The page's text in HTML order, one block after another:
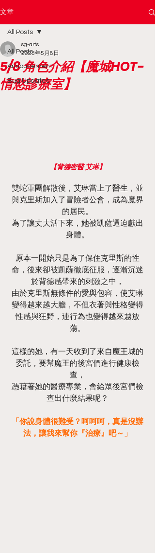
文章
All Posts
Annoucement
Bug Updates
All Posts
5/8 角色介紹【魔城HOT-
情慾診療室】
sg-arts
2023年5月8日
【背德密醫 艾琳】
雙蛇軍團解散後，艾琳當上了醫生，並
與克里斯加入了冒險者公會，成為魔界
的居民。
為了讓丈夫活下來，她被凱薩逼迫獻出
身體。
原本一開始只是為了保住克里斯的性
命，後來卻被凱薩徹底征服，逐漸沉迷
於背德感帶來的刺激之中，
由於克里斯無條件的愛與包容，使艾琳
變得越來越大膽，不但衣著與性格變得
性感與狂野，連行為也變得越來越放
蕩。
這樣的她，有一天收到了來自魔王城的
委託，要幫魔王的後宮們進行健康檢
查，
憑藉著她的醫療專業，會給眾後宮們檢
查出什麼結果呢？
「你說身體很難受？呵呵呵，真是沒辦
法，讓我來幫你『治療』吧～」